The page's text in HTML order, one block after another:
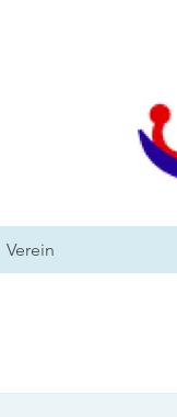
Verein